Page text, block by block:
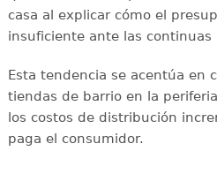
casa al explicar cómo el
insuficiente ante las continuas
Esta tendencia se acentúa en
tiendas de barrio en la
los costos de distribución
paga el consumidor.